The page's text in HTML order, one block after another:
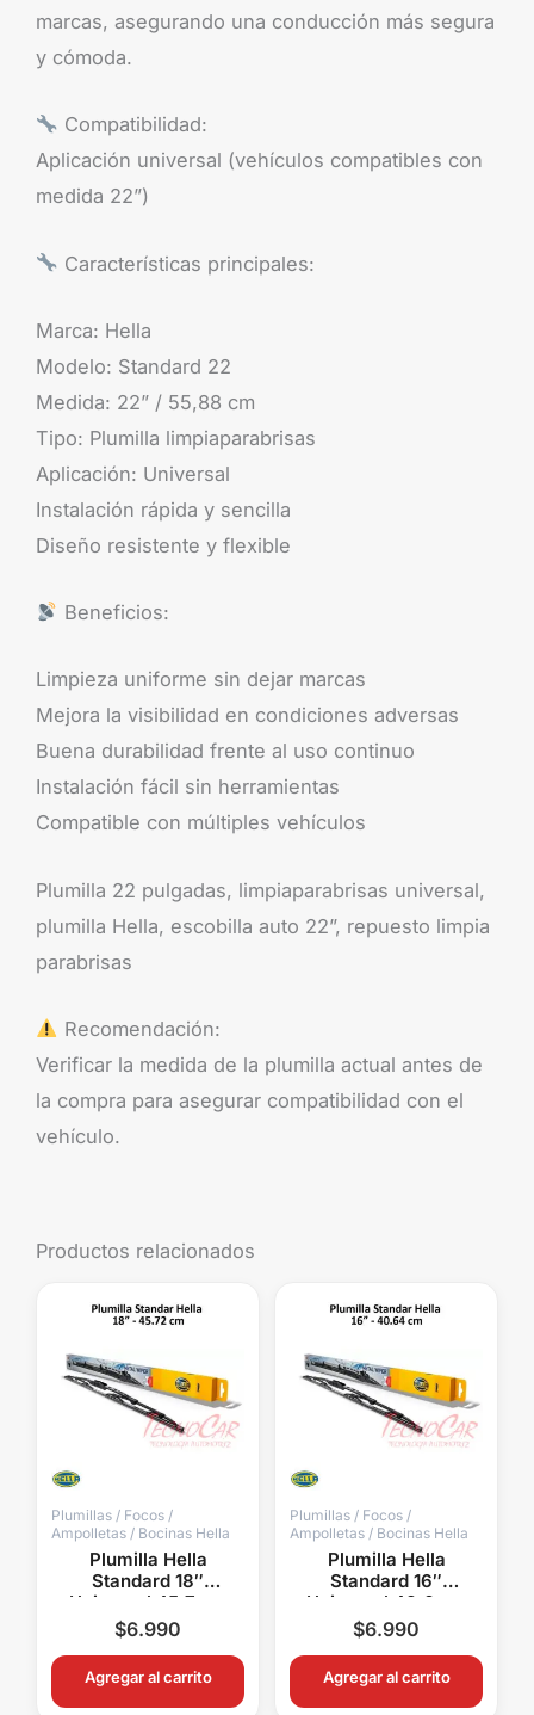
marcas, asegurando una conducción más segura
y cómoda.
Compatibilidad:
Aplicación universal (vehículos compatibles con
medida 22”)
Características principales:
Marca: Hella
Modelo: Standard 22
Medida: 22” / 55,88 cm
Tipo: Plumilla limpiaparabrisas
Aplicación: Universal
Instalación rápida y sencilla
Diseño resistente y flexible
Beneficios:
Limpieza uniforme sin dejar marcas
Mejora la visibilidad en condiciones adversas
Buena durabilidad frente al uso continuo
Instalación fácil sin herramientas
Compatible con múltiples vehículos
Plumilla 22 pulgadas, limpiaparabrisas universal,
plumilla Hella, escobilla auto 22”, repuesto limpia
parabrisas
Recomendación:
Verificar la medida de la plumilla actual antes de
la compra para asegurar compatibilidad con el
vehículo.
Productos relacionados
Plumillas / Focos /
Ampolletas / Bocinas Hella
Plumilla Hella
Standard 18″
Universal 45,7 cm
Limpiaparabrisas Alta
Duración
$6.990
Agregar al carrito
Plumillas / Focos /
Ampolletas / Bocinas Hella
Plumilla Hella
Standard 16″
Universal 40,6 cm
Limpiaparabrisas Alta
Duración
$6.990
Agregar al carrito